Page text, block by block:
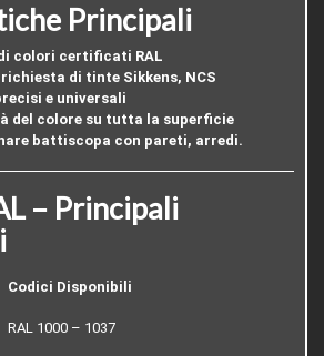
Principali
colori certificati RAL
di tinte Sikkens, NCS
e universali
del colore su tutta la superficie
battiscopa con pareti, arredi.
– Principali
Codici Disponibili
RAL 1000 – 1037